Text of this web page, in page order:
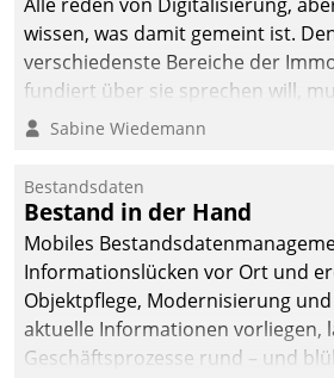
sich dabei für den Betrieb
der Lösung über die SAP
Cloud Platform
entschieden - als erstes
Unternehmen am
wissen, was damit gemeint ist.
verschiedenste Bereiche der
fundiert über sie sprechen will,
klären. Ein Aspekt ist die
Einsparungen durch optimierte
Prozesse. Doch man darf nicht zu
mit der Einführung einer neuen
getan. Die Digitalisierung
die Bereitschaft, sich zu
und zu verändern.
Sabine Wiedemann
Bestandsdaten
Bestand in der Hand
Mobiles
Informationslücken vor Ort und
Objektpflege, Modernisierung
aktuelle Informationen vorliegen,
Geschäftsprozesse rund – und